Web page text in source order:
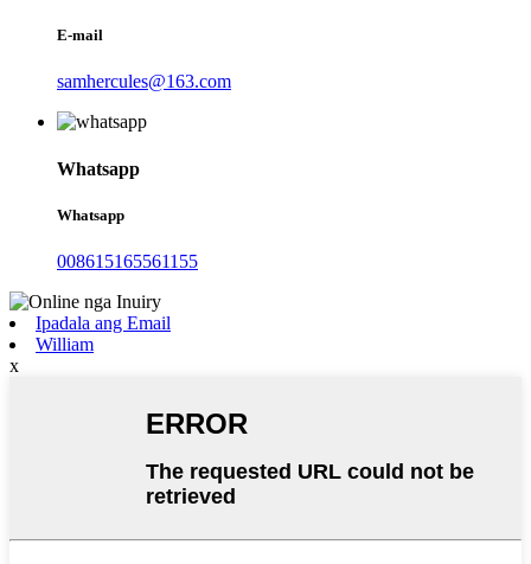
E-mail
samhercules@163.com
Whatsapp
Whatsapp
008615165561155
Ipadala ang Email
William
x